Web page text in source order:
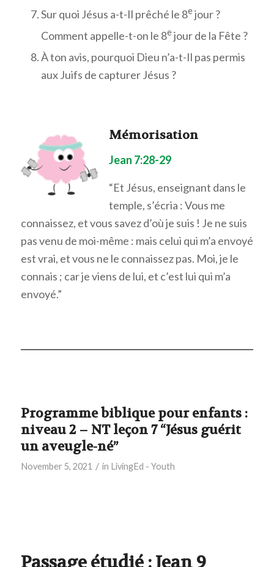
Sur quoi Jésus a-t-Il prêché le 8ejour ?
Comment appelle-t-on le 8ejour de la Fête ?
À ton avis, pourquoi Dieu n’a-t-Il pas permis
aux Juifs de capturer Jésus ?
Mémorisation
Jean 7:28-29
“Et Jésus, enseignant dans le
temple, s’écria : Vous me
connaissez, et vous savez d’où je suis ! Je ne suis
pas venu de moi-même : mais celui qui m’a envoyé
est vrai, et vous ne le connaissez pas. Moi, je le
connais ; car je viens de lui, et c’est lui qui m’a
envoyé.”
Programme biblique pour enfants :
niveau 2 – NT leçon 7 “Jésus guérit
un aveugle-né”
November 5, 2021 / in LivingEd - Youth